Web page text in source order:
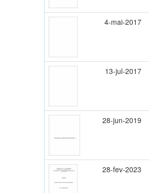
4-mai-2017
13-jul-2017
28-jun-2019
28-fev-2023